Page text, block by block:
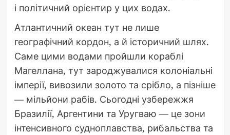
і політичний орієнтир у цих водах.
Атлантичний океан тут не лише
географічний кордон, а й історичний шлях.
Саме цими водами пройшли кораблі
Магеллана, тут зароджувалися колоніальні
імперії, вивозили золото та срібло, а пізніше
— мільйони рабів. Сьогодні узбережжя
Бразилії, Аргентини та Уругваю — це зони
інтенсивного судноплавства, рибальства та